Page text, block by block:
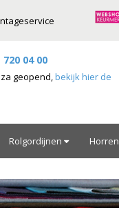
720 04 00
geopend,bekijk hier de
Rolgordijnen Horren